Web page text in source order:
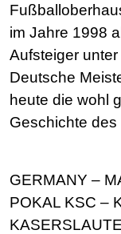
im Jahre 1998
Aufsteiger
Deutsche
heute die wohl
Geschichte
GERMANY –
POKAL KSC –